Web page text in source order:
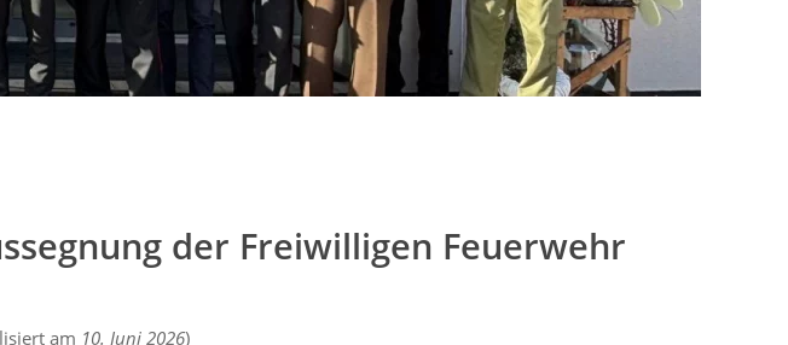
der Freiwilligen Feuerwehr
am 10. Juni 2026)